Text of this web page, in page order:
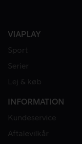
VIAPLAY
Sport
Serier
Lej & køb
INFORMATION
Kundeservice
Aftalevilkår